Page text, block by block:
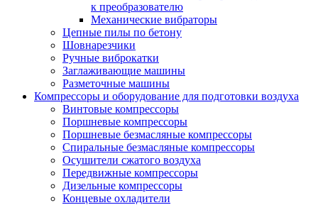
к преобразователю
Механические вибраторы
Цепные пилы по бетону
Шовнарезчики
Ручные виброкатки
Заглаживающие машины
Разметочные машины
Компрессоры и оборудование для подготовки воздуха
Винтовые компрессоры
Поршневые компрессоры
Поршневые безмасляные компрессоры
Спиральные безмасляные компрессоры
Осушители сжатого воздуха
Передвижные компрессоры
Дизельные компрессоры
Концевые охладители